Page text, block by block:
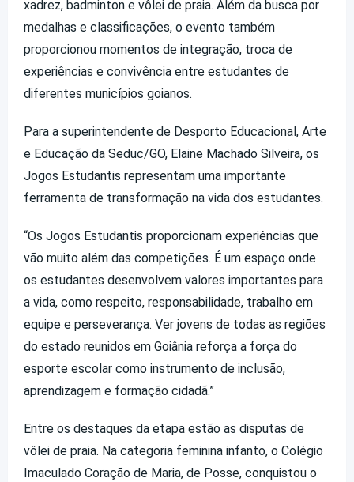
xadrez, badminton e vôlei de praia. Além da busca por
medalhas e classificações, o evento também
proporcionou momentos de integração, troca de
experiências e convivência entre estudantes de
diferentes municípios goianos.
Para a superintendente de Desporto Educacional, Arte
e Educação da Seduc/GO, Elaine Machado Silveira, os
Jogos Estudantis representam uma importante
ferramenta de transformação na vida dos estudantes.
“Os Jogos Estudantis proporcionam experiências que
vão muito além das competições. É um espaço onde
os estudantes desenvolvem valores importantes para
a vida, como respeito, responsabilidade, trabalho em
equipe e perseverança. Ver jovens de todas as regiões
do estado reunidos em Goiânia reforça a força do
esporte escolar como instrumento de inclusão,
aprendizagem e formação cidadã.”
Entre os destaques da etapa estão as disputas de
vôlei de praia. Na categoria feminina infanto, o Colégio
Imaculado Coração de Maria, de Posse, conquistou o